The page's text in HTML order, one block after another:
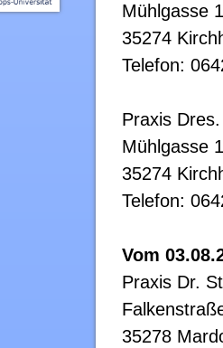
Mühlgasse
35274
Telefon:
Praxis
Mühlgasse
35274
Telefon:
Vom
Praxis Dr.
35278